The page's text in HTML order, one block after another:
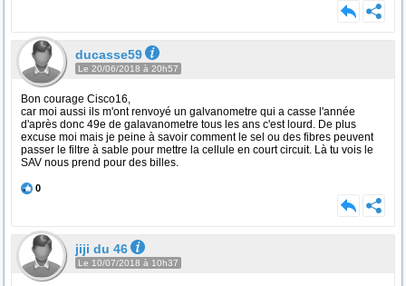
ducasse59
Le 20/06/2018 à 20h57
Bon courage Cisco16,
car moi aussi ils m'ont renvoyé un galvanometre qui a casse l'année
d'après donc 49e de galavanometre tous les ans c'est lourd. De plus
excuse moi mais je peine à savoir comment le sel ou des fibres peuvent
passer le filtre à sable pour mettre la cellule en court circuit. Là tu vois le
SAV nous prend pour des billes.
0
jiji du 46
Le 10/07/2018 à 10h37